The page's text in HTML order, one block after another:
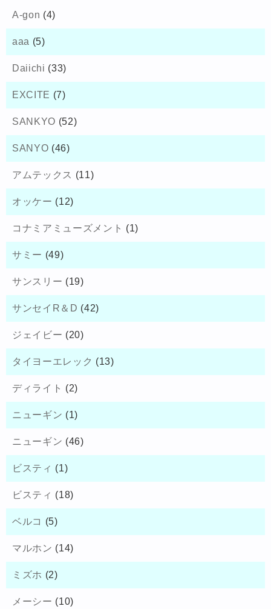
A-gon (4)
aaa (5)
Daiichi (33)
EXCITE (7)
SANKYO (52)
SANYO (46)
アムテックス (11)
オッケー (12)
コナミアミューズメント (1)
サミー (49)
サンスリー (19)
サンセイR＆D (42)
ジェイビー (20)
タイヨーエレック (13)
ディライト (2)
ニューギン (1)
ニューギン (46)
ビスティ (1)
ビスティ (18)
ベルコ (5)
マルホン (14)
ミズホ (2)
メーシー (10)